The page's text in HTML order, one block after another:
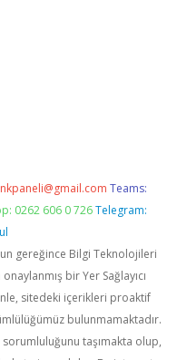
Teams:
0262 606 0 726 Telegram:
gereğince Bilgi Teknolojileri
bir Yer Sağlayıcı
sitedeki içerikleri proaktif
bulunmamaktadır.
taşımakta olup,